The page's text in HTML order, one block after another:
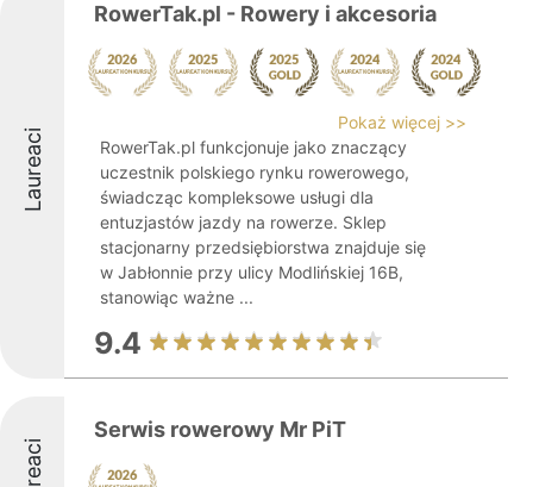
Laureaci
RowerTak.pl - Rowery i akcesoria
Pokaż więcej >>
RowerTak.pl funkcjonuje jako znaczący
uczestnik polskiego rynku rowerowego,
świadcząc kompleksowe usługi dla
entuzjastów jazdy na rowerze. Sklep
stacjonarny przedsiębiorstwa znajduje się
w Jabłonnie przy ulicy Modlińskiej 16B,
stanowiąc ważne ...
9.4
Serwis rowerowy Mr PiT